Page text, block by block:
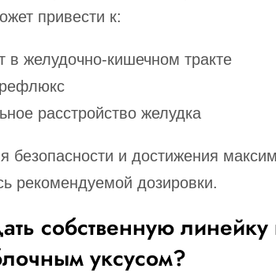
привести к:
в желудочно-кишечном тракте
расстройство желудка
безопасности и достижения
рекомендуемой дозировки.
собственную
уксусом?